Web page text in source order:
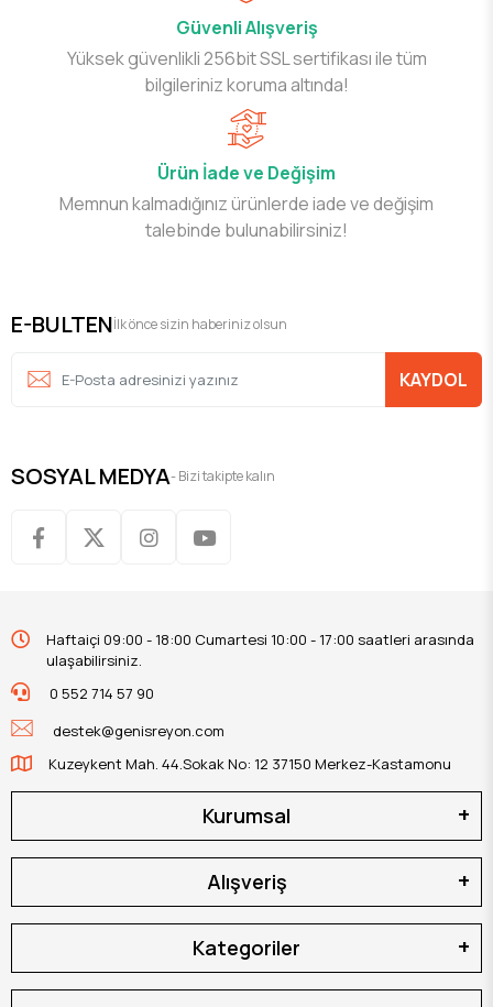
Güvenli Alışveriş
Yüksek güvenlikli 256bit SSL sertifikası ile tüm
bilgileriniz koruma altında!
Ürün İade ve Değişim
Memnun kalmadığınız ürünlerde iade ve değişim
talebinde bulunabilirsiniz!
E-BULTENİlk önce sizin haberiniz olsun
KAYDOL
SOSYAL MEDYA- Bizi takipte kalın
Haftaiçi 09:00 - 18:00 Cumartesi 10:00 - 17:00 saatleri arasında
ulaşabilirsiniz.
0 552 714 57 90
destek@genisreyon.com
Kuzeykent Mah. 44.Sokak No: 12 37150 Merkez-Kastamonu
Kurumsal
Alışveriş
Kategoriler